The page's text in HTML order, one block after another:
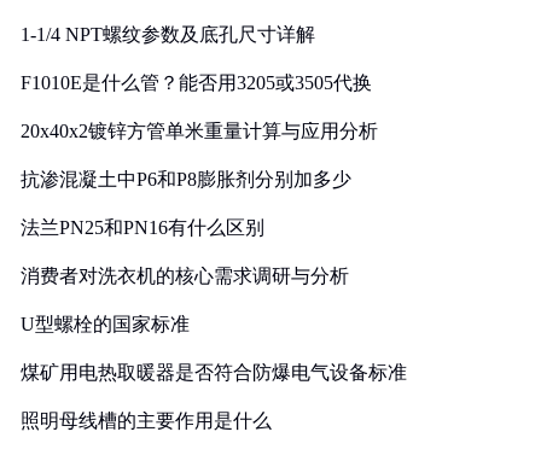
1-1/4 NPT螺纹参数及底孔尺寸详解
F1010E是什么管？能否用3205或3505代换
20x40x2镀锌方管单米重量计算与应用分析
抗渗混凝土中P6和P8膨胀剂分别加多少
法兰PN25和PN16有什么区别
消费者对洗衣机的核心需求调研与分析
U型螺栓的国家标准
煤矿用电热取暖器是否符合防爆电气设备标准
照明母线槽的主要作用是什么